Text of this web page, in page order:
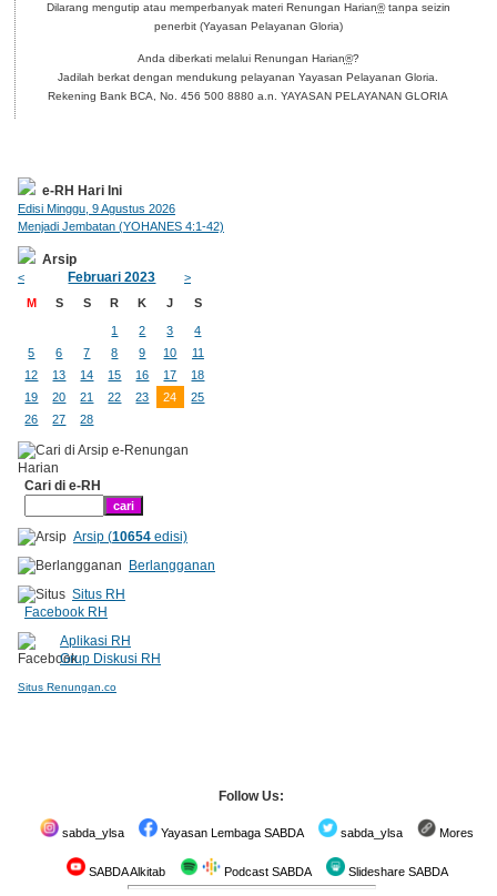
Dilarang mengutip atau memperbanyak materi Renungan Harian®tanpa seizin
penerbit (Yayasan Pelayanan Gloria)
Anda diberkati melalui Renungan Harian®?
Jadilah berkat dengan mendukung pelayanan Yayasan Pelayanan Gloria.
Rekening Bank BCA, No. 456 500 8880 a.n. YAYASAN PELAYANAN GLORIA
e-RH Hari Ini
Edisi Minggu, 9 Agustus 2026
Menjadi Jembatan (YOHANES 4:1-42)
Arsip
< Februari 2023
>
M
S S R K J S
1 2 3
4
5
6 7 8 9 10
11
12
13 14 15 16 17
18
19
20 21 22 23 24
25
26
27 28
Cari di e-RH
Arsip (10654edisi)
Berlangganan
Situs RH
Facebook RH
Aplikasi RH
Grup Diskusi RH
Situs Renungan.co
Follow Us:
sabda_ylsa Yayasan Lembaga SABDA sabda_ylsa Mores
SABDA Alkitab Podcast SABDA Slideshare SABDA